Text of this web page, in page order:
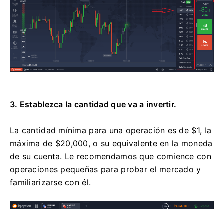
3. Establezca la cantidad que va a invertir.
La cantidad mínima para una operación es de $1, la
máxima de $20,000, o su equivalente en la moneda
de su cuenta. Le recomendamos que comience con
operaciones pequeñas para probar el mercado y
familiarizarse con él.